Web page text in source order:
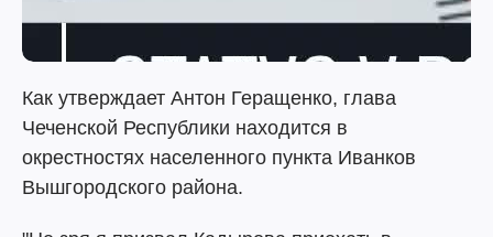
Как утверждает Антон Геращенко, глава
Чеченской Республики находится в
окрестностях населенного пункта Иванков
Вышгородского района.